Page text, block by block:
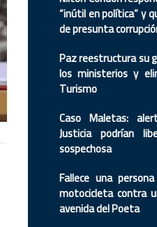
“inútil en política” y
de presunta
Paz reestructura su
los ministerios y
Turismo
Caso Maletas:
Justicia podrían
sospechosa
Fallece una
motocicleta contra
avenida del Poeta